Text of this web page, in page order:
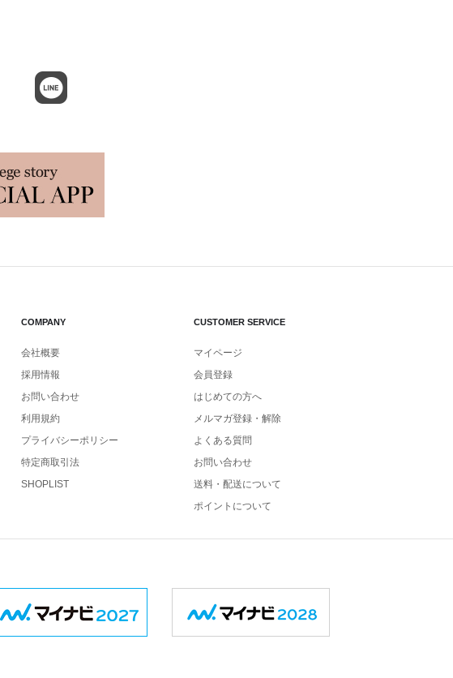
X（旧Twitter）
COMPANY
会社概要
採用情報
お問い合わせ
利用規約
プライバシーポリシー
特定商取引法
SHOPLIST
CUSTOMER SERVICE
マイページ
会員登録
はじめての方へ
メルマガ登録・解除
よくある質問
お問い合わせ
送料・配送について
ポイントについて